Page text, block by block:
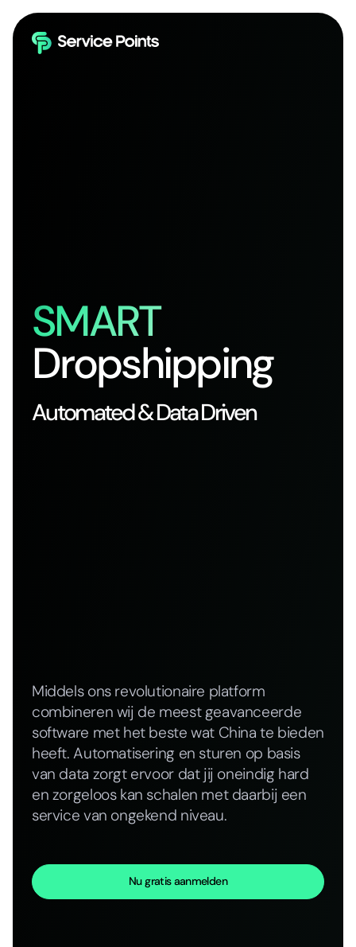
SMART
Dropshipping
Automated & Data Driven
Middels ons revolutionaire platform
combineren wij de meest geavanceerde
software met het beste wat China te bieden
heeft. Automatisering en sturen op basis
van data zorgt ervoor dat jij oneindig hard
en zorgeloos kan schalen met daarbij een
service van ongekend niveau.
Nu gratis aanmelden